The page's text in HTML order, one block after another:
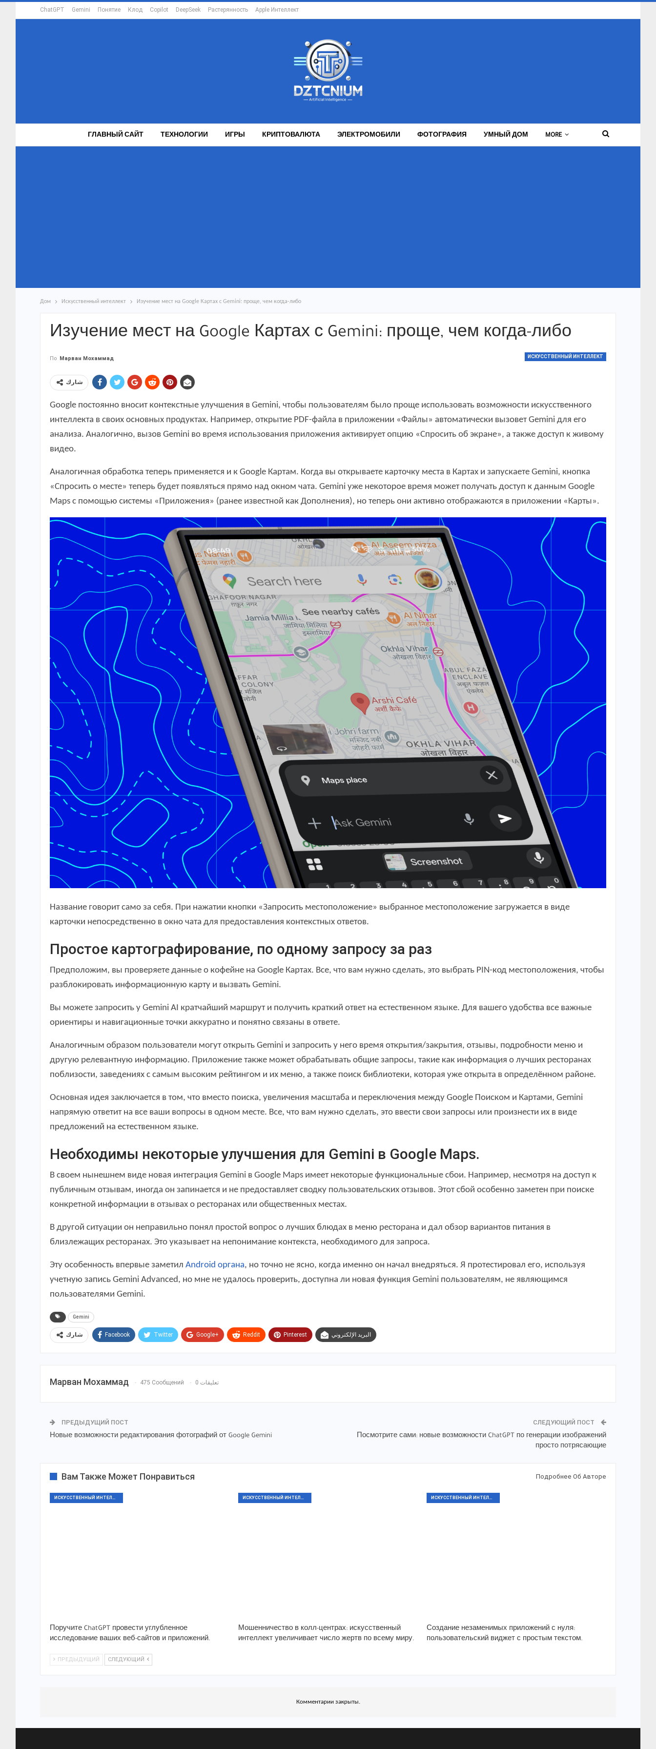
ChatGPT Gemini Понятие Клод Copilot DeepSeek Растерянность Apple Интеллект
ГЛАВНЫЙ САЙТ ТЕХНОЛОГИИ ИГРЫ КРИПТОВАЛЮТА ЭЛЕКТРОМОБИЛИ ФОТОГРАФИЯ УМНЫЙ ДОМ MORE
Дом Искусственный интеллект Изучение мест на Google Картах с Gemini: проще, чем когда-либо
Изучение мест на Google Картах с Gemini: проще, чем когда-либо
ИСКУССТВЕННЫЙ ИНТЕЛЛЕКТ
По Марван Мохаммад
شارك
Google постоянно вносит контекстные улучшения в Gemini, чтобы пользователям было проще использовать возможности искусственного
интеллекта в своих основных продуктах. Например, открытие PDF-файла в приложении «Файлы» автоматически вызовет Gemini для его
анализа. Аналогично, вызов Gemini во время использования приложения активирует опцию «Спросить об экране», а также доступ к живому
видео.
Аналогичная обработка теперь применяется и к Google Картам. Когда вы открываете карточку места в Картах и ​​запускаете Gemini, кнопка
«Спросить о месте» теперь будет появляться прямо над окном чата. Gemini уже некоторое время может получать доступ к данным Google
Maps с помощью системы «Приложения» (ранее известной как Дополнения), но теперь они активно отображаются в приложении «Карты».
Название говорит само за себя. При нажатии кнопки «Запросить местоположение» выбранное местоположение загружается в виде
карточки непосредственно в окно чата для предоставления контекстных ответов.
Простое картографирование, по одному запросу за раз
Предположим, вы проверяете данные о кофейне на Google Картах. Все, что вам нужно сделать, это выбрать PIN-код местоположения, чтобы
разблокировать информационную карту и вызвать Gemini.
Вы можете запросить у Gemini AI кратчайший маршрут и получить краткий ответ на естественном языке. Для вашего удобства все важные
ориентиры и навигационные точки аккуратно и понятно связаны в ответе.
Аналогичным образом пользователи могут открыть Gemini и запросить у него время открытия/закрытия, отзывы, подробности меню и
другую релевантную информацию. Приложение также может обрабатывать общие запросы, такие как информация о лучших ресторанах
поблизости, заведениях с самым высоким рейтингом и их меню, а также поиск библиотеки, которая уже открыта в определённом районе.
Основная идея заключается в том, что вместо поиска, увеличения масштаба и переключения между Google Поиском и Картами, Gemini
напрямую ответит на все ваши вопросы в одном месте. Все, что вам нужно сделать, это ввести свои запросы или произнести их в виде
предложений на естественном языке.
Необходимы некоторые улучшения для Gemini в Google Maps.
В своем нынешнем виде новая интеграция Gemini в Google Maps имеет некоторые функциональные сбои. Например, несмотря на доступ к
публичным отзывам, иногда он запинается и не предоставляет сводку пользовательских отзывов. Этот сбой особенно заметен при поиске
конкретной информации в отзывах о ресторанах или общественных местах.
В другой ситуации он неправильно понял простой вопрос о лучших блюдах в меню ресторана и дал обзор вариантов питания в
близлежащих ресторанах. Это указывает на непонимание контекста, необходимого для запроса.
Эту особенность впервые заметил Android органа, но точно не ясно, когда именно он начал внедряться. Я протестировал его, используя
учетную запись Gemini Advanced, но мне не удалось проверить, доступна ли новая функция Gemini пользователям, не являющимся
пользователями Gemini.
Gemini
شارك Facebook Twitter Google+ Reddit Pinterest البريد الإلكتروني
Марван Мохаммад 475 Сообщений 0 تعليقات
ПРЕДЫДУЩИЙ ПОСТ
Новые возможности редактирования фотографий от Google Gemini
СЛЕДУЮЩИЙ ПОСТ
Посмотрите сами: новые возможности ChatGPT по генерации изображений
просто потрясающие
Вам Также Может Понравиться Подробнее Об Авторе
ИСКУССТВЕННЫЙ ИНТЕЛЛЕКТ
Поручите ChatGPT провести углубленное
исследование ваших веб-сайтов и приложений.
ИСКУССТВЕННЫЙ ИНТЕЛЛЕКТ
Мошенничество в колл-центрах: искусственный
интеллект увеличивает число жертв по всему миру.
ИСКУССТВЕННЫЙ ИНТЕЛЛЕКТ
Создание незаменимых приложений с нуля:
пользовательский виджет с простым текстом.
ПРЕДЫДУЩИЙ СЛЕДУЮЩИЙ
Комментарии закрыты.